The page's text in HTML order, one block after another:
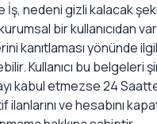
İş, nedeni gizli kalacak
bir kullanıcıdan
kanıtlaması yönünde
Kullanıcı bu belgeleri
kabul etmezse 24 Saatte
ilanlarını ve hesabını